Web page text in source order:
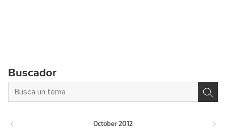
Buscador
October 2012